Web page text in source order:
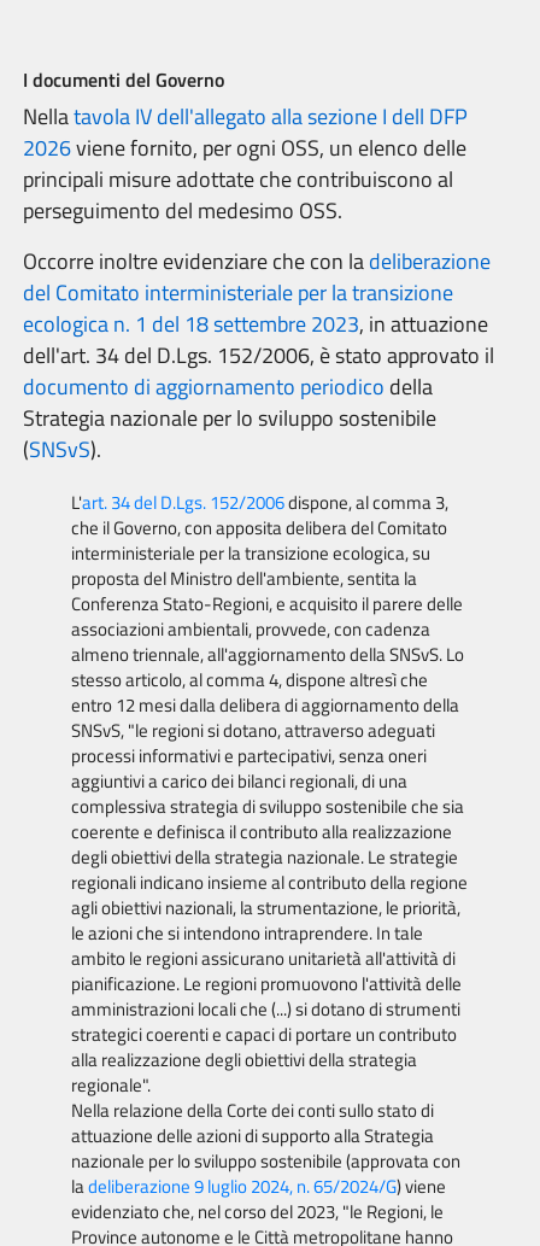
I documenti del Governo
Nellatavola IV dell'allegato alla sezione I dell DFP
2026viene fornito, per ogni OSS, un elenco delle
principali misure adottate che contribuiscono al
perseguimento del medesimo OSS.
Occorre inoltre evidenziare che con ladeliberazione
del Comitato interministeriale per la transizione
ecologica n. 1 del 18 settembre 2023, in attuazione
dell'art. 34 del D.Lgs. 152/2006, è stato approvato il
documento di aggiornamento periodico della
Strategia nazionale per lo sviluppo sostenibile
(SNSvS).
L'art. 34 del D.Lgs. 152/2006dispone, al comma 3,
che il Governo, con apposita delibera del Comitato
interministeriale per la transizione ecologica, su
proposta del Ministro dell'ambiente, sentita la
Conferenza Stato-Regioni, e acquisito il parere delle
associazioni ambientali, provvede, con cadenza
almeno triennale, all'aggiornamento della SNSvS. Lo
stesso articolo, al comma 4, dispone altresì che
entro 12 mesi dalla delibera di aggiornamento della
SNSvS, "le regioni si dotano, attraverso adeguati
processi informativi e partecipativi, senza oneri
aggiuntivi a carico dei bilanci regionali, di una
complessiva strategia di sviluppo sostenibile che sia
coerente e definisca il contributo alla realizzazione
degli obiettivi della strategia nazionale. Le strategie
regionali indicano insieme al contributo della regione
agli obiettivi nazionali, la strumentazione, le priorità,
le azioni che si intendono intraprendere. In tale
ambito le regioni assicurano unitarietà all'attività di
pianificazione. Le regioni promuovono l'attività delle
amministrazioni locali che (...) si dotano di strumenti
strategici coerenti e capaci di portare un contributo
alla realizzazione degli obiettivi della strategia
regionale".
Nella relazione della Corte dei conti sullo stato di
attuazione delle azioni di supporto alla Strategia
nazionale per lo sviluppo sostenibile (approvata con
ladeliberazione 9 luglio 2024, n. 65/2024/G) viene
evidenziato che, nel corso del 2023, "le Regioni, le
Province autonome e le Città metropolitane hanno